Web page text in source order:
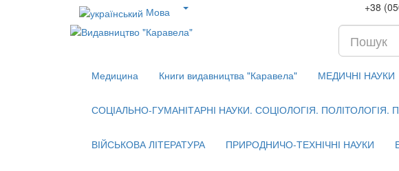
Мова +38
Медицина Книги видавництва "Каравела" МЕДИЧНІ НАУКИ
СОЦІАЛЬНО-ГУМАНІТАРНІ НАУКИ. СОЦІОЛОГІЯ. ПОЛІТОЛОГІЯ.
ВІЙСЬКОВА ЛІТЕРАТУРА ПРИРОДНИЧО-ТЕХНІЧНІ НАУКИ